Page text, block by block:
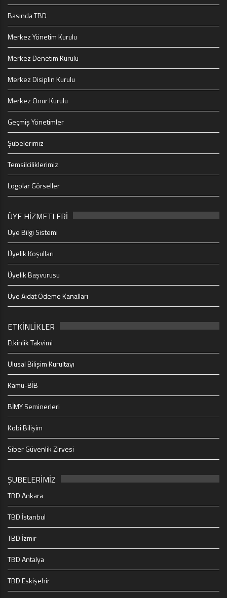
Basında TBD
Merkez Yönetim Kurulu
Merkez Denetim Kurulu
Merkez Disiplin Kurulu
Merkez Onur Kurulu
Geçmiş Yönetimler
Şubelerimiz
Temsilciliklerimiz
Logolar Görseller
ÜYE HİZMETLERİ
Üye Bilgi Sistemi
Üyelik Koşulları
Üyelik Başvurusu
Üye Aidat Ödeme Kanalları
ETKİNLİKLER
Etkinlik Takvimi
Ulusal Bilişim Kurultayı
Kamu-BİB
BİMY Seminerleri
Kobi Bilişim
Siber Güvenlik Zirvesi
ŞUBELERİMİZ
TBD Ankara
TBD İstanbul
TBD İzmir
TBD Antalya
TBD Eskişehir